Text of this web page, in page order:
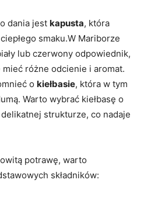
dania jest kapusta, która
smaku.W Mariborze
lub czerwony odpowiednik,
różne odcienie i aromat.
o kiełbasie, która w tym
Warto wybrać kiełbasę o
strukturze, co nadaje
potrawę, warto
składników: